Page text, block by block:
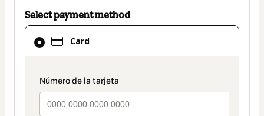
Select payment method
Card
payment_data.section_title_v2
Card
selected
method